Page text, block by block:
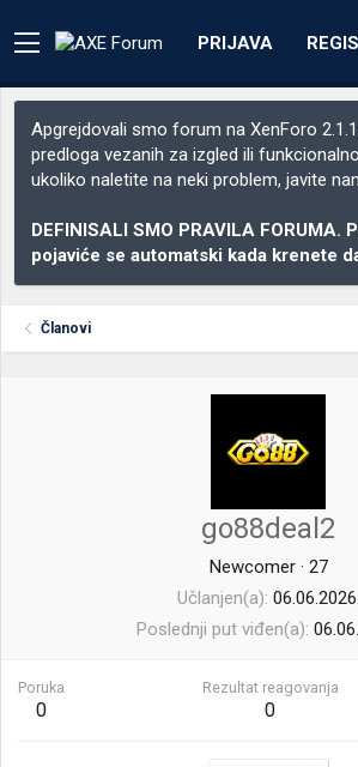
PRIJAVA
Apgrejdovali smo forum na XenForo
predloga vezanih za izgled ili
ukoliko naletite na neki problem, javite
DEFINISALI SMO PRAVILA FORUMA.
pojaviće se automatski kada krenete
Članovi
go88deal2
Newcomer · 27
Učlanjen(a) 06.06.2026.
Poslednji put viđen(a)
Poruka
0
Rezultat reagovanja
0